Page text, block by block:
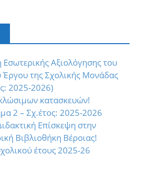
Αξιολόγησης του
Έργου της Σχολικής Μονάδας
2025-2026)
κατασκευών!
2 – Σχ.έτος: 2025-2026
Επίσκεψη στην
Βιβλιοθήκη Βέροιας!
έτους 2025-26